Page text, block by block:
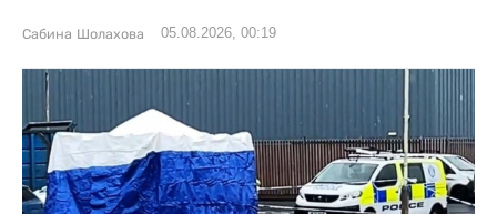
Сабина Шолахова 05.08.2026, 00:19